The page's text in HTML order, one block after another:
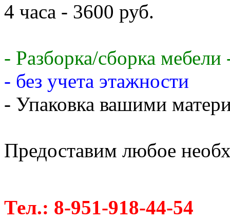
4 часа - 3600 руб.
- Разборка/сборка мебели
- без учета этажности
- Упаковка вашими
Предоставим любое
Тел.: 8-951-918-44-54